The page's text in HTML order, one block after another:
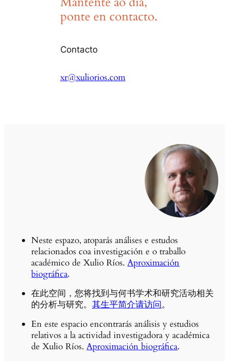
ponte en contacto.
Contacto
xr@xuliorios.com
Neste espazo, atoparás análises e estudos
relacionados coa investigación e o traballo
académico de Xulio Ríos.Aproximación
biográfica.
在此空间，您将找到与何书学术和研究活动相关
的分析与研究。其生平简介请访问。
En este espacio encontrarás análisis y estudios
relativos a la actividad investigadora y académica
de Xulio Ríos.Aproximación biográfica.